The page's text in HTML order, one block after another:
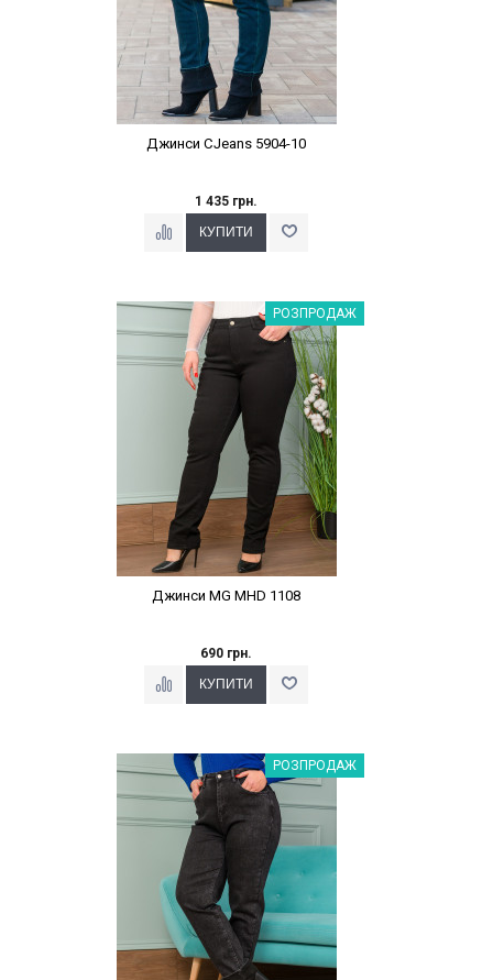
Джинси CJeans 5904-10
1 435 грн.
Наклейки Варіант з %РОЗПРОДАЖ
Джинси MG MHD 1108
690 грн.
Наклейки Варіант з %РОЗПРОДАЖ